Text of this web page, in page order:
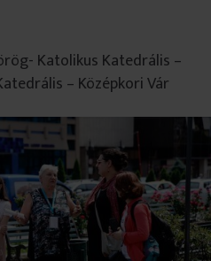
Katolikus Katedrális –
– Középkori Vár